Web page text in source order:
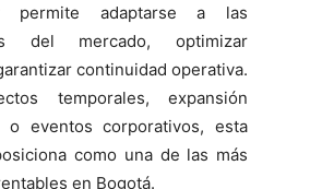
permite adaptarse a las
del mercado, optimizar
continuidad operativa.
temporales, expansión
o eventos corporativos, esta
como una de las más
en Bogotá.